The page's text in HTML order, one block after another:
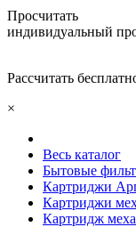
Просчитать
индивидуальный
Рассчитать
×
Весь каталог
Бытовые
Картриджи
Картриджи
Картридж